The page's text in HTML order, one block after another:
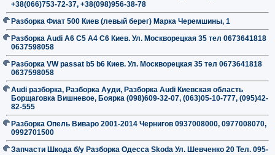
+38(066)753-72-37, +38(098)956-38-78
Разборка Фиат 500 Киев (левый берег) Марка Черемшины, 1
Разборка Audi A6 C5 A4 C6 Киев. Ул. Москворецкая 35 тел 0673641818
0637598058
Разборка VW passat b5 b6 Киев. Ул. Москворецкая 35 тел 0673641818
0637598058
Audi разборка, Разборка Ауди, Разборка Audi Киевская область
Борщаговка Вишневое, Боярка (098)609-32-07, (063)05-10-777, (095)42-
82-555
Разборка Опель Виваро 2001-2014 Чернигов 0937008000, 0977008070,
0992701500
Запчасти Шкода б/у Разборка Одесса Skoda Ул. Шевченко 20 Тел. 095-